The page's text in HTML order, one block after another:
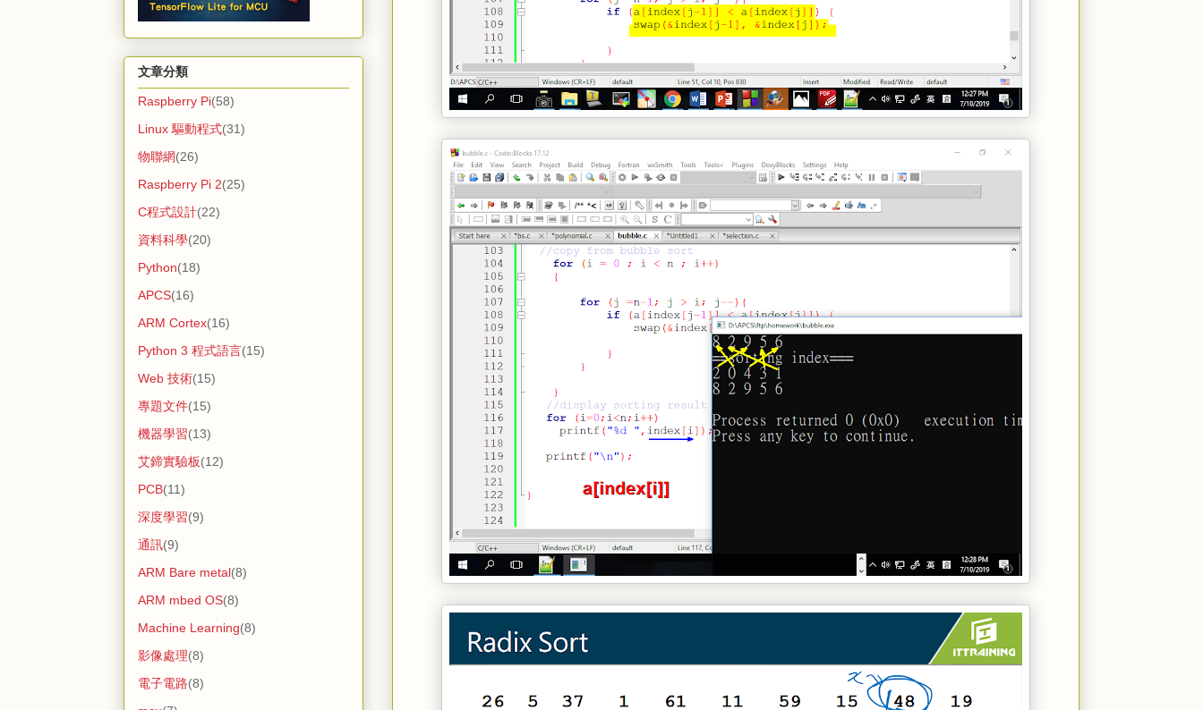
文章分類
Raspberry Pi(58)
Linux 驅動程式(31)
物聯網(26)
Raspberry Pi 2(25)
C程式設計(22)
資料科學(20)
Python(18)
APCS(16)
ARM Cortex(16)
Python 3 程式語言(15)
Web 技術(15)
專題文件(15)
機器學習(13)
艾鍗實驗板(12)
PCB(11)
深度學習(9)
通訊(9)
ARM Bare metal(8)
ARM mbed OS(8)
Machine Learning(8)
影像處理(8)
電子電路(8)